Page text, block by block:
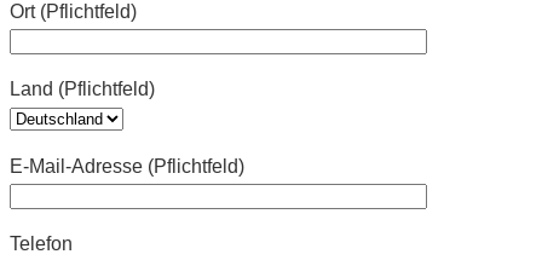
Ort (Pflichtfeld)
Land (Pflichtfeld)
E-Mail-Adresse (Pflichtfeld)
Telefon